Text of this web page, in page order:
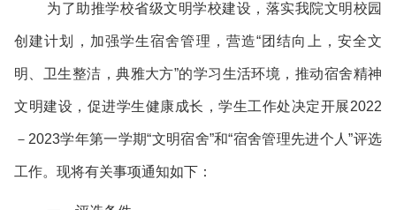
为了助推学校省级文明学校建设，落实我院文明校园
创建计划，加强学生宿舍管理，营造“团结向上，安全文
明、卫生整洁，典雅大方”的学习生活环境，推动宿舍精神
文明建设，促进学生健康成长，学生工作处决定开展2022
－2023学年第一学期“文明宿舍”和“宿舍管理先进个人”评选
工作。现将有关事项通知如下：